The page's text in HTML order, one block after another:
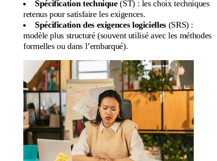
Spécification technique(ST) : les choix techniques
retenus pour satisfaire les exigences.
Spécification des exigences logicielles(SRS) :
modèle plus structuré (souvent utilisé avec les méthodes
formelles ou dans l’embarqué).